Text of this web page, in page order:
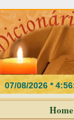
Home